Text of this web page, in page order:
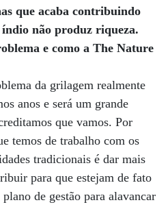
que acaba contribuindo
não produz riqueza.
e como a The Nature
da grilagem realmente
anos e será um grande
que vamos. Por
temos de trabalho com os
tradicionais é dar mais
para que estejam de fato
de gestão para alavancar